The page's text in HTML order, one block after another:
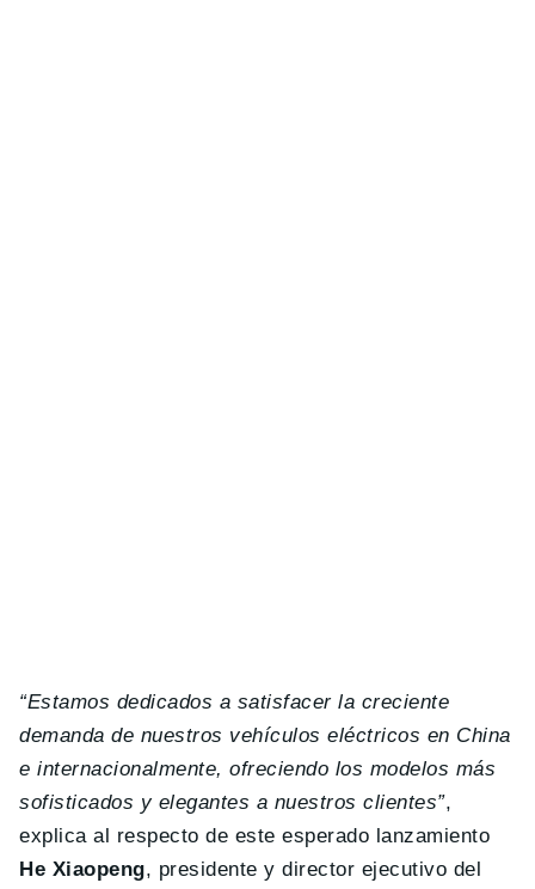
“Estamos dedicados a satisfacer la creciente
demanda de nuestros vehículos eléctricos en China
e internacionalmente, ofreciendo los modelos más
sofisticados y elegantes a nuestros clientes”,
explica al respecto de este esperado lanzamiento
He Xiaopeng, presidente y director ejecutivo del